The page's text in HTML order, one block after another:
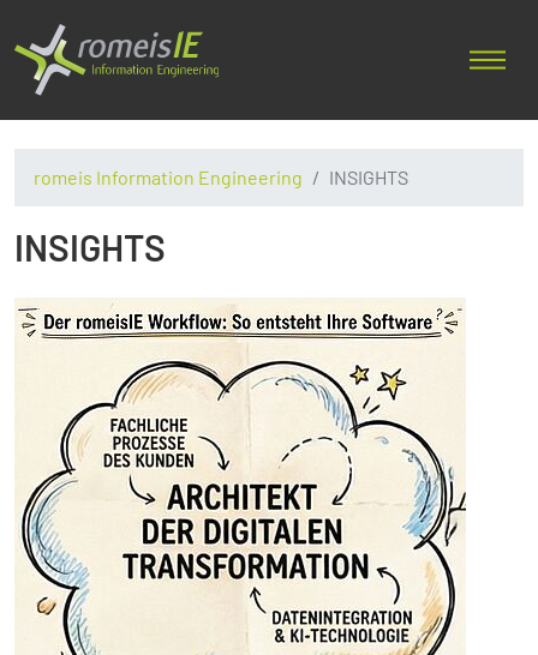
romeis Information Engineering INSIGHTS
INSIGHTS